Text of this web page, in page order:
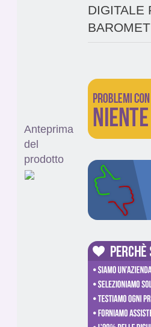
Anteprima
del
prodotto
DIGITALE